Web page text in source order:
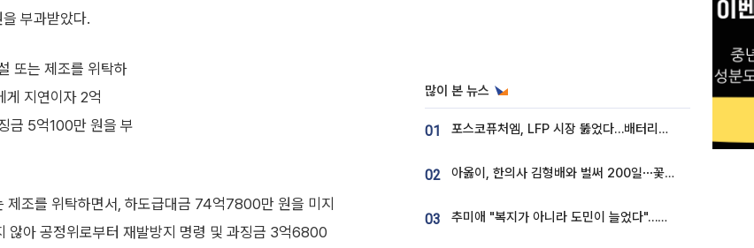
부과받았다.
또는 제조를 위탁하
지연이자 2억
금 5억100만 원을 부
조를 위탁하면서, 하도급대금 74억7800만 원을 미지
아 공정위로부터 재발방지 명령 및 과징금 3억6800
많이 본 뉴스
01 포스코퓨처엠, LFP 시장 뚫었다…배터리사와 대규모 장기 공급 합의
02 아옳이, 한의사 김형배와 벌써 200일⋯꽃다발 들고 "프러포즈 아냐"
03 추미애 "복지가 아니라 도민이 늘었다"…재정난 책임론 정면돌파